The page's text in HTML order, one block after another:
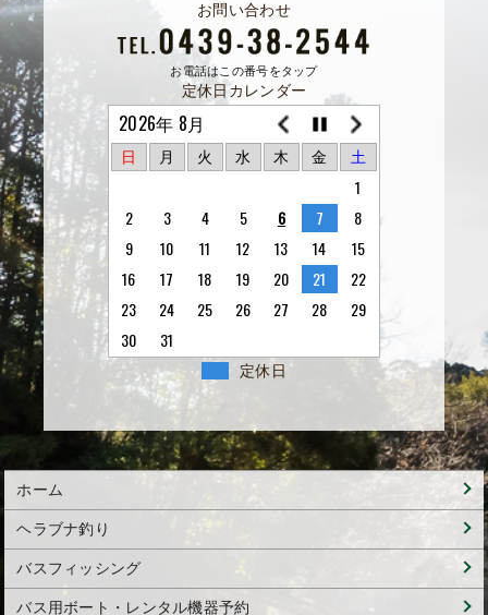
お問い合わせ
お電話はこの番号をタップ
定休日カレンダー
2026年 8月
日 月 火 水 木 金 土
1
2
3 4 5 6 7
8
9
10 11 12 13 14
15
16
17 18 19 20 21
22
23
24 25 26 27 28
29
30
31
定休日
ホーム
ヘラブナ釣り
バスフィッシング
バス用ボート・レンタル機器予約